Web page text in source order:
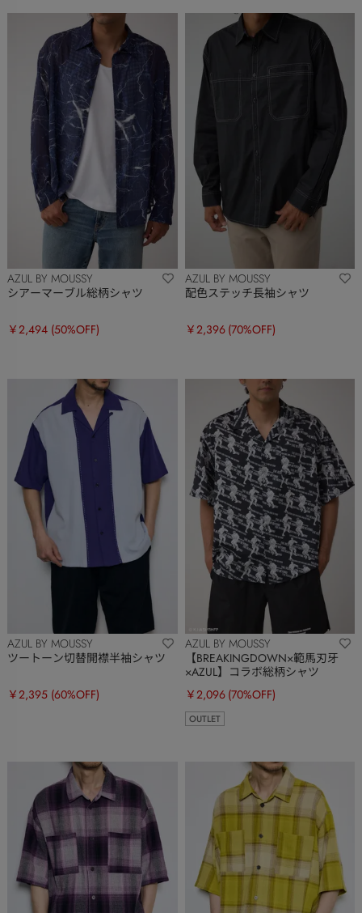
AZUL BY MOUSSY
シアーマーブル総柄シャツ
￥2,494 (50%OFF)
AZUL BY MOUSSY
配色ステッチ長袖シャツ
￥2,396 (70%OFF)
AZUL BY MOUSSY
ツートーン切替開襟半袖シャツ
￥2,395 (60%OFF)
AZUL BY MOUSSY
【BREAKINGDOWN×範馬刃牙
×AZUL】コラボ総柄シャツ
￥2,096 (70%OFF)
OUTLET